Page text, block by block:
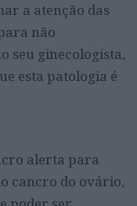
a atenção das
não
seu ginecologista,
esta patologia é
alerta para
cancro do ovário,